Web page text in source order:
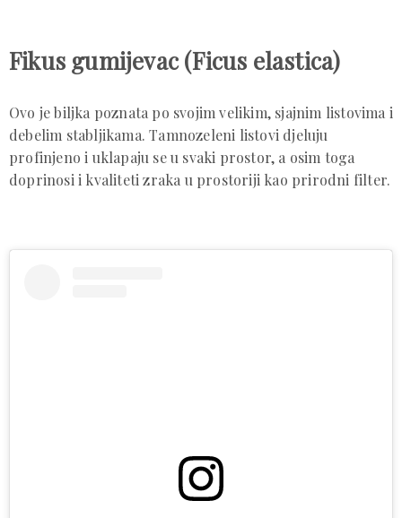
Fikus gumijevac (Ficus elastica)
Ovo je biljka poznata po svojim velikim, sjajnim listovima i
debelim stabljikama. Tamnozeleni listovi djeluju
profinjeno i uklapaju se u svaki prostor, a osim toga
doprinosi i kvaliteti zraka u prostoriji kao prirodni filter.